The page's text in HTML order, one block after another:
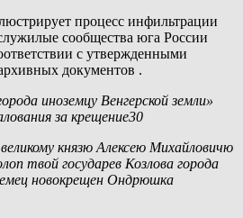
процесс инфильтрации
сообщества юга России
с утвержденными
документов .
иноземцу Венгерской земли»
за крещение30
князю Алексею Михайловичю
твой государев Козлова города
новокрещен Ондрюшка